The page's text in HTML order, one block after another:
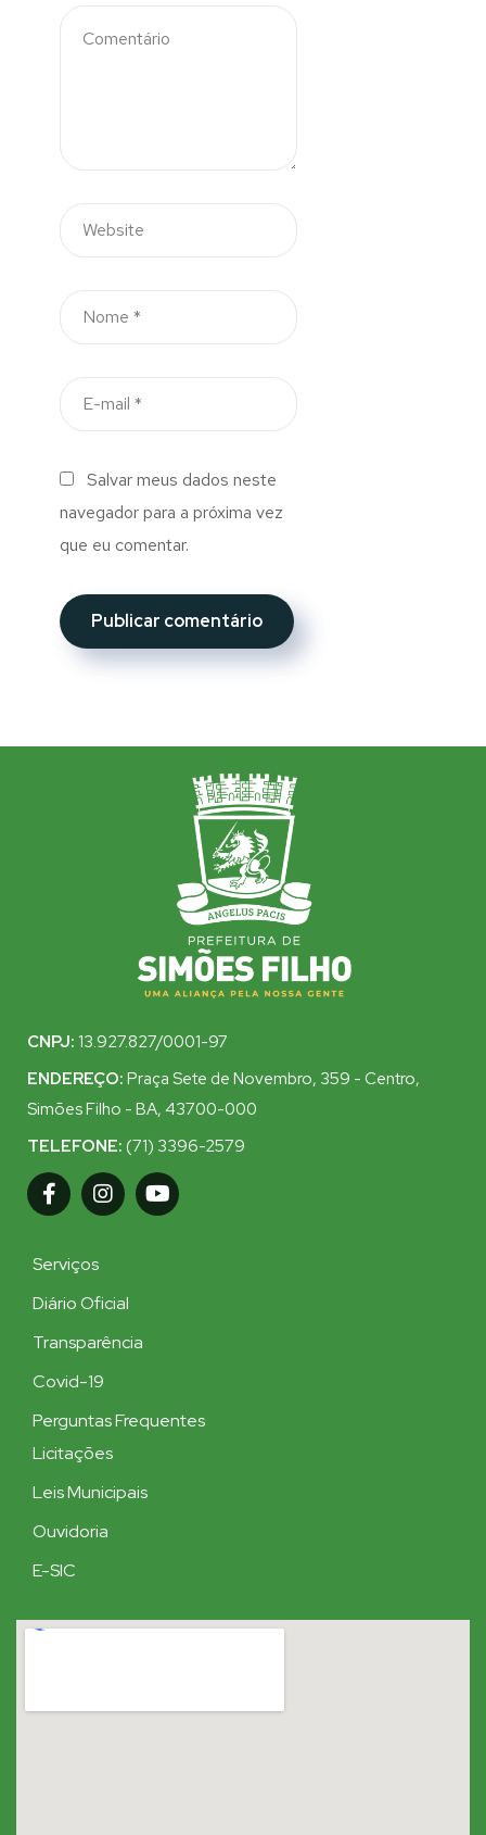
Salvar meus dados neste
navegador para a próxima vez
que eu comentar.
CNPJ: 13.927.827/0001-97
ENDEREÇO: Praça Sete de Novembro, 359 - Centro,
Simões Filho - BA, 43700-000
TELEFONE: (71) 3396-2579
Serviços
Diário Oficial
Transparência
Covid-19
Perguntas Frequentes
Licitações
Leis Municipais
Ouvidoria
E-SIC